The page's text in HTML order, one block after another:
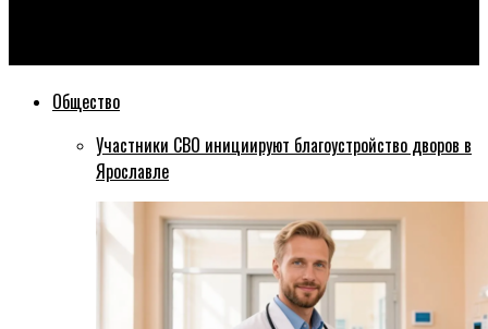
Общество
Участники СВО инициируют благоустройство дворов в
Ярославле